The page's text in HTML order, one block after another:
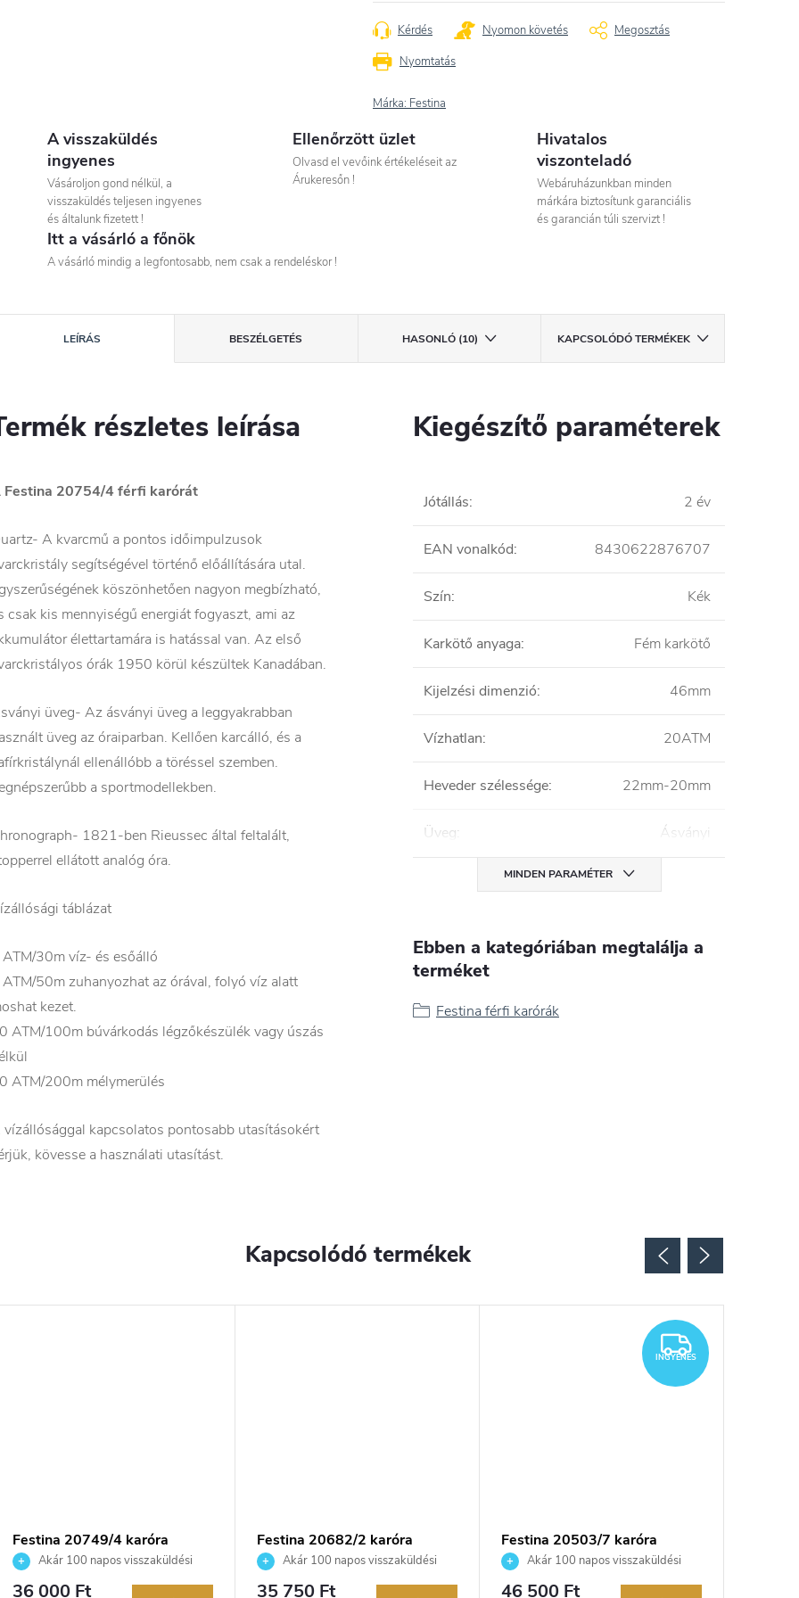
Nyomtatás
Kérdés Nyomon követés Megosztás
Márka: Festina
A visszaküldés
ingyenes
Vásároljon gond nélkül, a
visszaküldés teljesen ingyenes
és általunk fizetett !
Ellenőrzött üzlet
Olvasd el vevőink értékeléseit az
Árukeresőn !
Hivatalos
viszonteladó
Webáruházunkban minden
márkára biztosítunk garanciális
és garancián túli szervizt !
Itt a vásárló a főnök
A vásárló mindig a legfontosabb, nem csak a rendeléskor !
LEÍRÁS BESZÉLGETÉS HASONLÓ (10) KAPCSOLÓDÓ TERMÉKEK
részletes leírása
Festina 20754/4 férfi karórát
A kvarcmű a pontos időimpulzusok
segítségével történő előállítására utal.
köszönhetően nagyon megbízható,
csak kis mennyiségű energiát fogyaszt, ami az
élettartamára is hatással van. Az első
órák 1950 körül készültek Kanadában.
üveg- Az ásványi üveg a leggyakrabban
üveg az óraiparban. Kellően karcálló, és a
ellenállóbb a töréssel szemben.
a sportmodellekben.
1821-ben Rieussec által feltalált,
ellátott analóg óra.
táblázat
30m víz- és esőálló
50m zuhanyozhat az órával, folyó víz alatt
kezet.
ATM/100m búvárkodás légzőkészülék vagy úszás
ATM/200m mélymerülés
vízállósággal kapcsolatos pontosabb utasításokért
kövesse a használati utasítást.
Kiegészítő paraméterek
Jótállás: 2 év
EAN vonalkód: 8430622876707
Szín: Kék
Karkötő anyaga: Fém karkötő
Kijelzési dimenzió: 46mm
Vízhatlan: 20ATM
Heveder szélessége: 22mm-20mm
Üveg: Ásványi
MINDEN PARAMÉTER
Ebben a kategóriában megtalálja a
terméket
Festina férfi karórák
Kapcsolódó termékek
Festina 20749/4 karóra
Akár 100 napos visszaküldési
lehetőség. Hivatalos márkakereskedő.
36 000 Ft
Festina 20682/2 karóra
Akár 100 napos visszaküldési
lehetőség. Hivatalos márkakereskedő.
35 750 Ft
INGYENES
INGYENES
Festina 20503/7 karóra
Akár 100 napos visszaküldési
lehetőség. Hivatalos márkakereskedő.
46 500 Ft